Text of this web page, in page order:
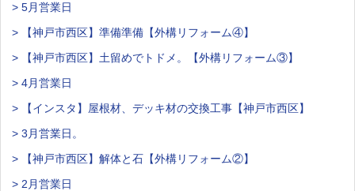
> 5月営業日
> 【神戸市西区】準備準備【外構リフォーム④】
> 【神戸市西区】土留めでトドメ。【外構リフォーム③】
> 4月営業日
> 【インスタ】屋根材、デッキ材の交換工事【神戸市西区】
> 3月営業日。
> 【神戸市西区】解体と石【外構リフォーム②】
> 2月営業日